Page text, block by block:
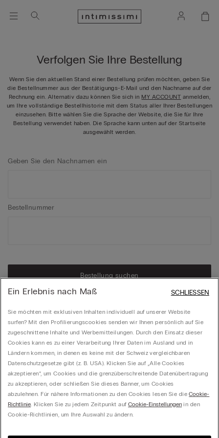
Verfolgen Sie Ihre Bestellung
Wenn Sie den aktuellen Stand einer Bestellung prüfen möchten, geben Sie
die Bestellnummer aus der Bestätigungs-E-Mail und den Nachname auf der
Rechnung ein. Alternativ dazu können Sie sich in MY ACCOUNT anmelden,
um Ihre vollständige Bestellhistorie mit dem Status aller Ihrer Bestellungen
einzusehen. Bitte wählen Sie die Sprache der Website, die Sie für Ihre
Bestellung verwendet haben. Die Sprache kann unten auf der Startseite
ausgewählt werden.
Geben Sie den Nachnamen ein
Bestellnummer
Bestellung suchen
Ein Erlebnis nach Maß
Sie möchten mit exklusiven Inhalten individuell auf unserer Website
surfen? Mit den Profilierungscookies senden wir Ihnen persönlich auf Sie
zugeschnittene Inhalte und Werbemitteilungen. Durch den Einsatz dieser
Cookies kann es zu einer Verarbeitung Ihrer Daten im Ausland und in
Ländern kommen, in denen es keine mit der Schweiz vergleichbaren
Datenschutzgesetze gibt (z. B. USA). Klicken Sie auf „Alle Cookies
akzeptieren“, um Cookies und die grenzüberschreitende Datenübertragung
zu akzeptieren, oder schließen Sie dieses Banner, um Cookies
abzulehnen. Für nähere Informationen zu den Cookies lesen Sie dieCookie-
Richtlinie. Klicken Sie zu jedem Zeitpunkt auf Cookie-Einstellungenin den
Cookie-Richtlinien, um Ihre Auswahl zu ändern.
SCHLIESSEN